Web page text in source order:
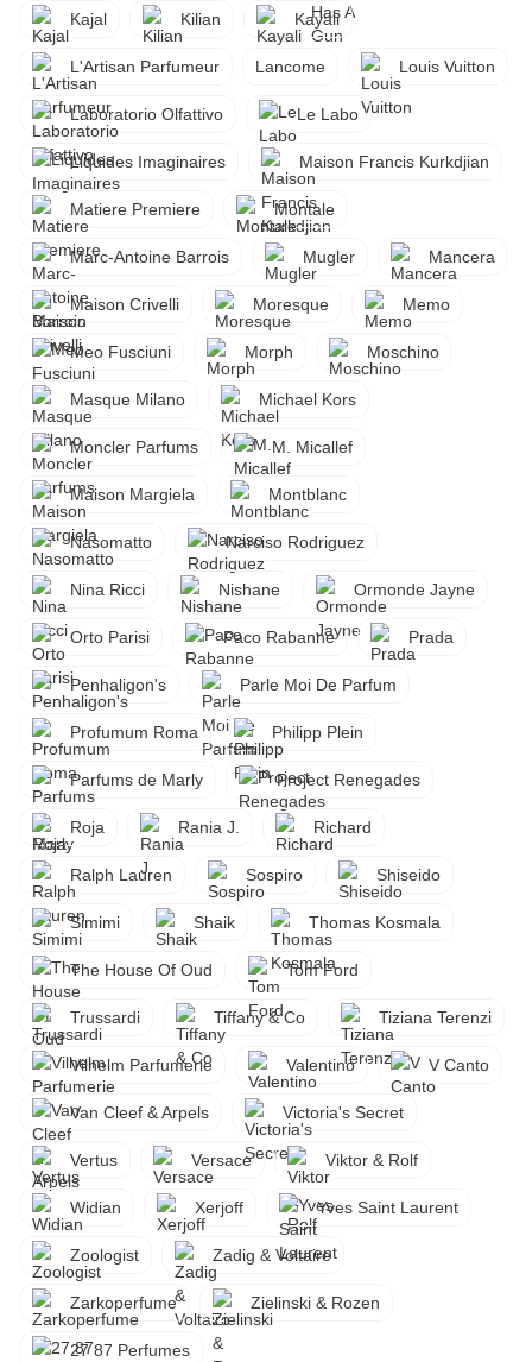
Kajal Kilian Kayali
L'Artisan Parfumeur Lancome Louis Vuitton
Laboratorio Olfattivo Le Labo
Liquides Imaginaires Maison Francis Kurkdjian
Matiere Premiere Montale
Marc-Antoine Barrois Mugler Mancera
Maison Crivelli Moresque Memo
Meo Fusciuni Morph Moschino
Masque Milano Michael Kors
Moncler Parfums M. Micallef
Maison Margiela Montblanc
Nasomatto Narciso Rodriguez
Nina Ricci Nishane Ormonde Jayne
Orto Parisi Paco Rabanne Prada
Penhaligon's Parle Moi De Parfum
Profumum Roma Philipp Plein
Parfums de Marly Project Renegades
Roja Rania J. Richard
Ralph Lauren Sospiro Shiseido
Simimi Shaik Thomas Kosmala
The House Of Oud Tom Ford
Trussardi Tiffany & Co Tiziana Terenzi
Vilhelm Parfumerie Valentino V Canto
Van Cleef & Arpels Victoria's Secret
Vertus Versace Viktor & Rolf
Widian Xerjoff Yves Saint Laurent
Zoologist Zadig & Voltaire
Zarkoperfume Zielinski & Rozen
27 87 Perfumes